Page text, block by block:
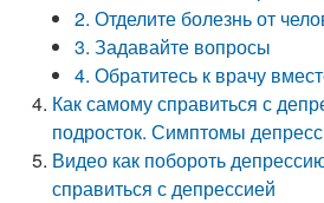
2. Отделите болезнь от
3. Задавайте вопросы
4. Обратитесь к врачу
Как самому справиться с
подросток. Симптомы
Видео как побороть
справиться с депрессией